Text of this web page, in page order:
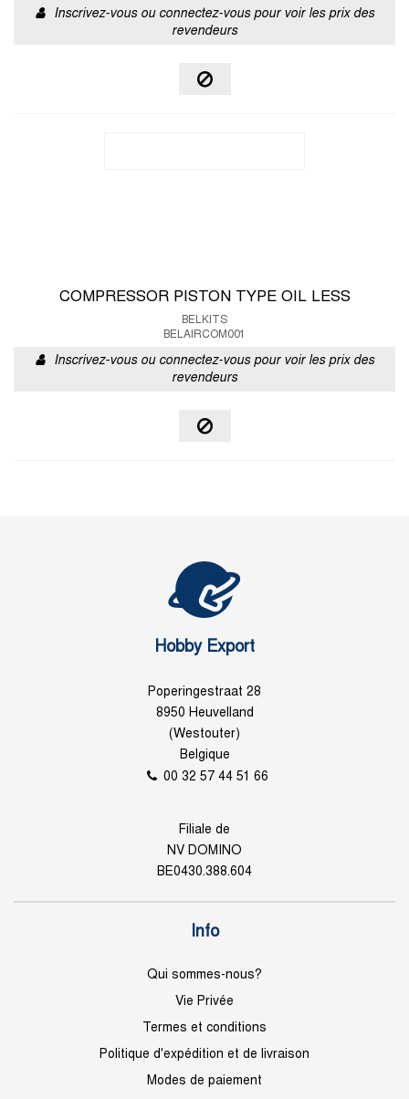
Inscrivez-vous ou connectez-vous pour voir les prix des
revendeurs
COMPRESSOR PISTON TYPE OIL LESS
BELKITS
BELAIRCOM001
Inscrivez-vous ou connectez-vous pour voir les prix des
revendeurs
Hobby Export
Poperingestraat 28
8950 Heuvelland
(Westouter)
Belgique
00 32 57 44 51 66
Filiale de
NV DOMINO
BE0430.388.604
Info
Qui sommes-nous?
Vie Privée
Termes et conditions
Politique d'expédition et de livraison
Modes de paiement